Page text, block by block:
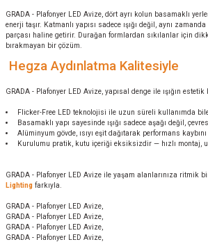
GRADA - Plafonyer LED Avize, dört ayrı kolun basamaklı
enerji taşır. Katmanlı yapısı sadece ışığı değil, aynı
parçası haline getirir. Durağan formlardan sıkılanlar için
bırakmayan bir çözüm.
Hegza Aydınlatma Kalitesiyle
GRADA - Plafonyer LED Avize, yapısal denge ile ışığın estetik
Flicker-Free LED teknolojisi ile uzun süreli kullanımda
Basamaklı yapı sayesinde ışığı sadece aşağı değil,
Alüminyum gövde, ısıyı eşit dağıtarak performans
Kurulumu pratik, kutu içeriği eksiksizdir — hızlı montaj,
GRADA - Plafonyer LED Avize ile yaşam alanlarınıza ritmik
Lighting farkıyla.
GRADA - Plafonyer LED Avize,
GRADA - Plafonyer LED Avize,
GRADA - Plafonyer LED Avize,
GRADA - Plafonyer LED Avize,